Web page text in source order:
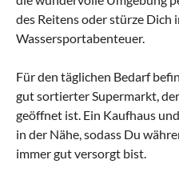
des Reitens oder stürze Dich
Wassersportabenteuer.
Für den täglichen Bedarf
gut sortierter Supermarkt,
geöffnet ist. Ein Kaufhaus
in der Nähe, sodass Du
immer gut versorgt bist.